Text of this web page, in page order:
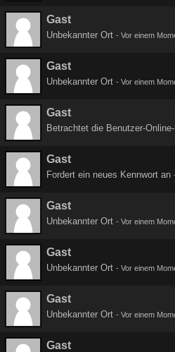
Gast
Unbekannter Ort - Vor einem
Gast
Unbekannter Ort - Vor einem
Gast
Betrachtet die Benutzer-
Gast
Fordert ein neues Kennwort an -
Gast
Unbekannter Ort - Vor einem
Gast
Unbekannter Ort - Vor einem
Gast
Unbekannter Ort - Vor einem
Gast